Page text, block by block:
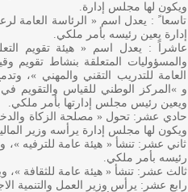
ويكون لها مجلس إدارة.
تاسعا ً : يعدل اسم « الرئاسة العامة
إدارة يعين رئيسه بأمر ملكي.
عاشراً : يعدل اسم « هيئة تقويم
والمسؤوليات المتعلقة بنشاط تقويم
العامة للتدريب التقني والمهني »،
و »المركز الوطني للقياس والتقويم في
ويعين رئيس مجلس إدارتها بأمر ملكي.
حادي عشر: تحول « مصلحة الزكاة والدخل
ويكون لها مجلس إدارة يرأسه وزير
ثاني عشر: تنشأ « هيئة عامة للترفيه
رئيسه بأمر ملكي.
ثالث عشر: تنشأ « هيئة عامة للثقافة »،
رابع عشر: يرأس وزير العمل والتنمية